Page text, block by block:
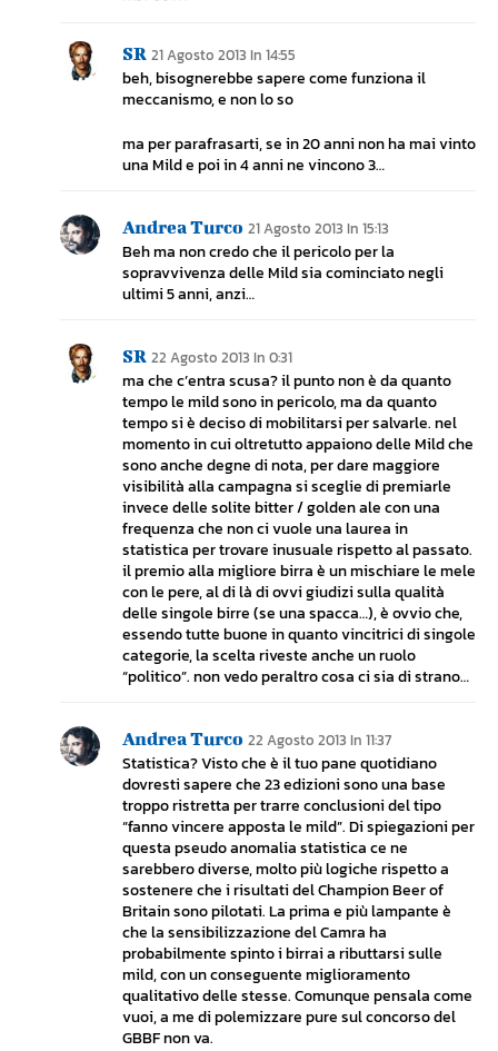
SR 21 Agosto 2013 In 14:55
beh, bisognerebbe sapere come funziona il
meccanismo, e non lo so
ma per parafrasarti, se in 20 anni non ha mai vinto
una Mild e poi in 4 anni ne vincono 3…
Andrea Turco 21 Agosto 2013 In 15:13
Beh ma non credo che il pericolo per la
sopravvivenza delle Mild sia cominciato negli
ultimi 5 anni, anzi…
SR 22 Agosto 2013 In 0:31
ma che c’entra scusa? il punto non è da quanto
tempo le mild sono in pericolo, ma da quanto
tempo si è deciso di mobilitarsi per salvarle. nel
momento in cui oltretutto appaiono delle Mild che
sono anche degne di nota, per dare maggiore
visibilità alla campagna si sceglie di premiarle
invece delle solite bitter / golden ale con una
frequenza che non ci vuole una laurea in
statistica per trovare inusuale rispetto al passato.
il premio alla migliore birra è un mischiare le mele
con le pere, al di là di ovvi giudizi sulla qualità
delle singole birre (se una spacca…), è ovvio che,
essendo tutte buone in quanto vincitrici di singole
categorie, la scelta riveste anche un ruolo
“politico”. non vedo peraltro cosa ci sia di strano…
Andrea Turco 22 Agosto 2013 In 11:37
Statistica? Visto che è il tuo pane quotidiano
dovresti sapere che 23 edizioni sono una base
troppo ristretta per trarre conclusioni del tipo
“fanno vincere apposta le mild”. Di spiegazioni per
questa pseudo anomalia statistica ce ne
sarebbero diverse, molto più logiche rispetto a
sostenere che i risultati del Champion Beer of
Britain sono pilotati. La prima e più lampante è
che la sensibilizzazione del Camra ha
probabilmente spinto i birrai a ributtarsi sulle
mild, con un conseguente miglioramento
qualitativo delle stesse. Comunque pensala come
vuoi, a me di polemizzare pure sul concorso del
GBBF non va.